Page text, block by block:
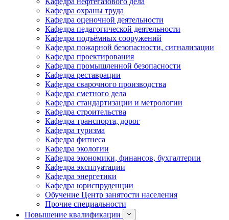
Кафедра охраны труда
Кафедра оценочной деятельности
Кафедра педагогической деятельности
Кафедра подъёмных сооружений
Кафедра пожарной безопасности, сигнализации
Кафедра проектирования
Кафедра промышленной безопасности
Кафедра реставрации
Кафедра сварочного производства
Кафедра сметного дела
Кафедра стандартизации и метрологии
Кафедра строительства
Кафедра транспорта, дорог
Кафедра туризма
Кафедра фитнеса
Кафедра экологии
Кафедра экономики, финансов, бухгалтерии
Кафедра эксплуатации
Кафедра энергетики
Кафедра юриспруденции
Обучение Центр занятости населения
Прочие специальности
Повышение квалификации